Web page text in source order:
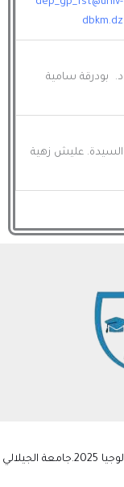
dep_gp_fst@univ-
dbkm.dz
د. بودرقة سامية
السيدة. عليش زهية
© جميع الحقوق محفوظة لدى كلية العلوم و التكنولوجيا 2025.جامعة الجيلالي